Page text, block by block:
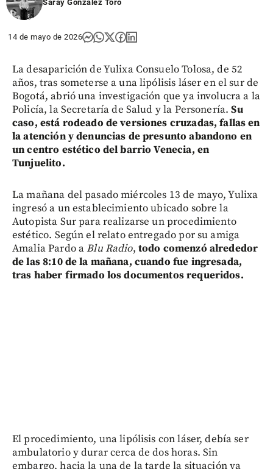
Saray González Toro
14 de mayo de 2026
La desaparición de Yulixa Consuelo Tolosa, de 52
años, tras someterse a una lipólisis láser en el sur de
Bogotá, abrió una investigación que ya involucra a la
Policía, la Secretaría de Salud y la Personería.Su
caso, está rodeado de versiones cruzadas, fallas en
la atención y denuncias de presunto abandono en
un centro estético del barrio Venecia, en
Tunjuelito.
La mañana del pasado miércoles 13 de mayo, Yulixa
ingresó a un establecimiento ubicado sobre la
Autopista Sur para realizarse un procedimiento
estético. Según el relato entregado por su amiga
Amalia Pardo aBlu Radio, todo comenzó alrededor
de las 8:10 de la mañana, cuando fue ingresada,
tras haber firmado los documentos requeridos.
El procedimiento, una lipólisis con láser, debía ser
ambulatorio y durar cerca de dos horas. Sin
embargo, hacia la una de la tarde la situación ya